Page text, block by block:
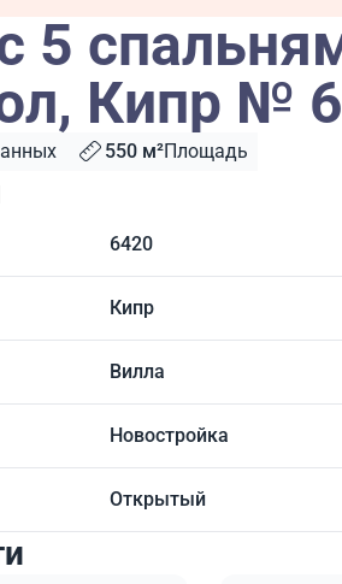
5
Кипр №
550 м²Площадь
6420
Кипр
Вилла
Новостройка
Открытый